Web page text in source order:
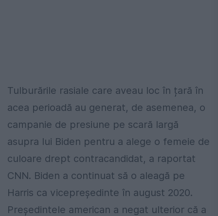
Tulburările rasiale care aveau loc în țară în
acea perioadă au generat, de asemenea, o
campanie de presiune pe scară largă
asupra lui Biden pentru a alege o femeie de
culoare drept contracandidat, a raportat
CNN. Biden a continuat să o aleagă pe
Harris ca vicepreședinte în august 2020.
Președintele american a negat ulterior că a